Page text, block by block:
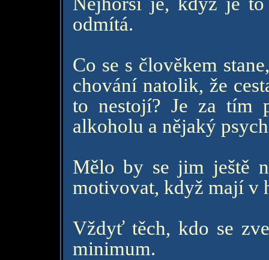
odmítá.
Co se s člověkem
chování natolik, že
to nestojí? Je za tím
alkoholu a nějaký
Mělo by se jim ještě
motivovat, když mají v
Vždyť těch, kdo se
minimum.